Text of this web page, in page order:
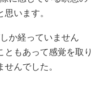
います。
か経っていません
ともあって感覚を取り
んでした。